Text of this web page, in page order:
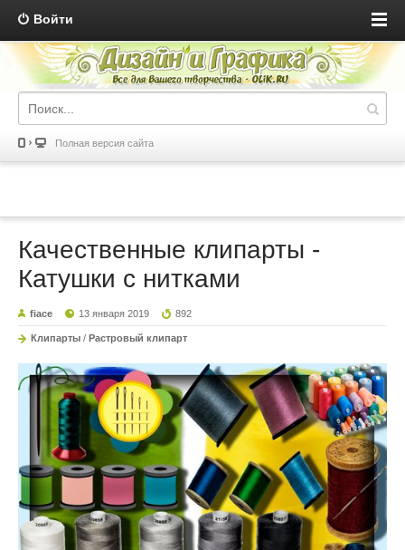
Войти
Полная версия сайта
Качественные клипарты -
Катушки с нитками
fiace 13 января 2019 892
Клипарты / Растровый клипарт